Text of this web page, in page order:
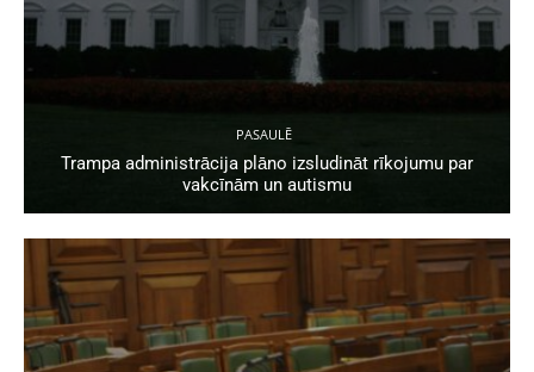
PASAULĒ
Trampa administrācija plāno izsludināt rīkojumu par
vakcīnām un autismu